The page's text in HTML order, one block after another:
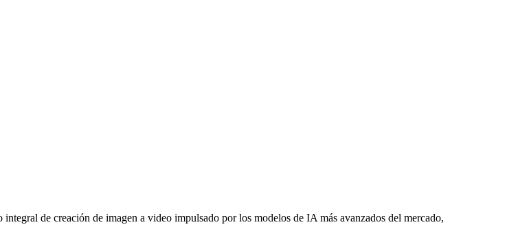
de creación de imagen a video impulsado por los modelos de IA más avanzados del mercado,